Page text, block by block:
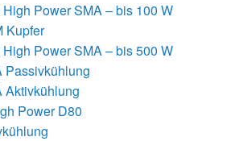
Power SMA – bis 100 W
Kupfer
Power SMA – bis 500 W
Passivkühlung
Aktivkühlung
Power D80